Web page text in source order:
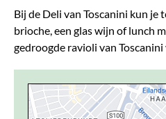
Bij de Deli van Toscanini kun je
brioche, een glas wijn of lunch
gedroogde ravioli van